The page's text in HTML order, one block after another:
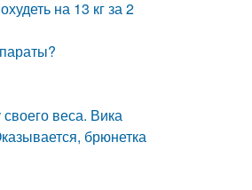
на 13 кг за 2
веса. Вика
брюнетка